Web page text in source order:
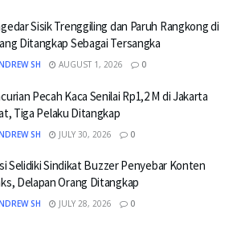
Sisik Trenggiling dan Paruh Rangkong di
Ditangkap Sebagai Tersangka
SH AUGUST 1, 2026 0
Pecah Kaca Senilai Rp1,2 M di Jakarta
Tiga Pelaku Ditangkap
SH JULY 30, 2026 0
Selidiki Sindikat Buzzer Penyebar Konten
Delapan Orang Ditangkap
SH JULY 28, 2026 0